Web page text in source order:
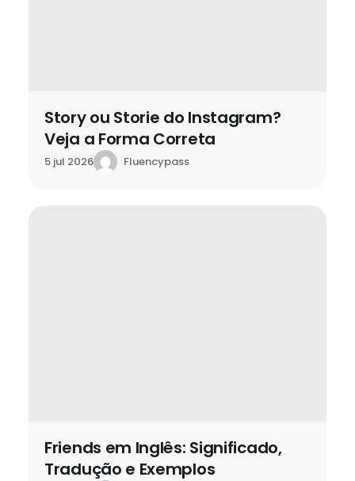
Story ou Storie do Instagram?
Veja a Forma Correta
5 jul 2026 Fluencypass
Friends em Inglês: Significado,
Tradução e Exemplos